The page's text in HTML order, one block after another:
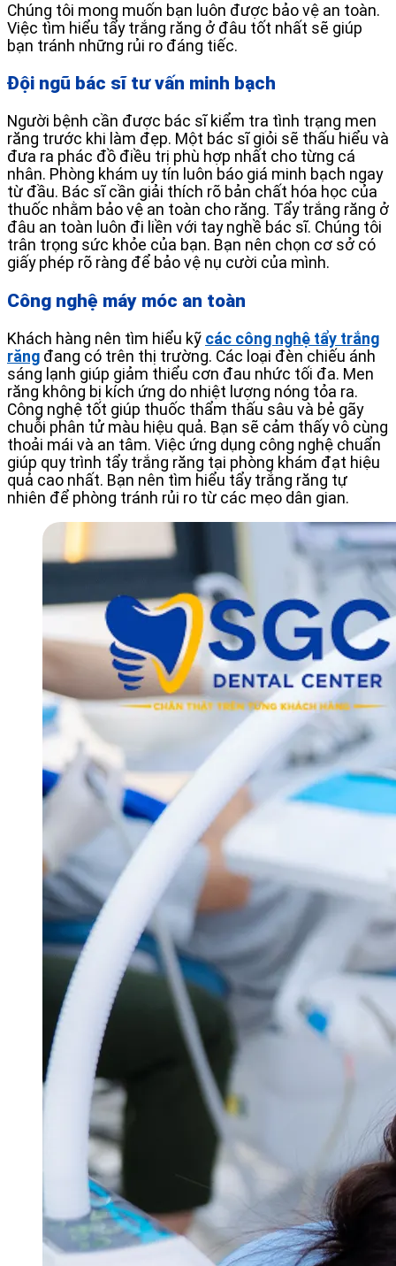
Chúng tôi mong muốn bạn luôn được bảo vệ an toàn.
Việc tìm hiểu tẩy trắng răng ở đâu tốt nhất sẽ giúp
bạn tránh những rủi ro đáng tiếc.
Đội ngũ bác sĩ tư vấn minh bạch
Người bệnh cần được bác sĩ kiểm tra tình trạng men
răng trước khi làm đẹp. Một bác sĩ giỏi sẽ thấu hiểu và
đưa ra phác đồ điều trị phù hợp nhất cho từng cá
nhân. Phòng khám uy tín luôn báo giá minh bạch ngay
từ đầu. Bác sĩ cần giải thích rõ bản chất hóa học của
thuốc nhằm bảo vệ an toàn cho răng. Tẩy trắng răng ở
đâu an toàn luôn đi liền với tay nghề bác sĩ. Chúng tôi
trân trọng sức khỏe của bạn. Bạn nên chọn cơ sở có
giấy phép rõ ràng để bảo vệ nụ cười của mình.
Công nghệ máy móc an toàn
Khách hàng nên tìm hiểu kỹ các công nghệ tẩy trắng
răng đang có trên thị trường. Các loại đèn chiếu ánh
sáng lạnh giúp giảm thiểu cơn đau nhức tối đa. Men
răng không bị kích ứng do nhiệt lượng nóng tỏa ra.
Công nghệ tốt giúp thuốc thẩm thấu sâu và bẻ gãy
chuỗi phân tử màu hiệu quả. Bạn sẽ cảm thấy vô cùng
thoải mái và an tâm. Việc ứng dụng công nghệ chuẩn
giúp quy trình tẩy trắng răng tại phòng khám đạt hiệu
quả cao nhất. Bạn nên tìm hiểu tẩy trắng răng tự
nhiên để phòng tránh rủi ro từ các mẹo dân gian.